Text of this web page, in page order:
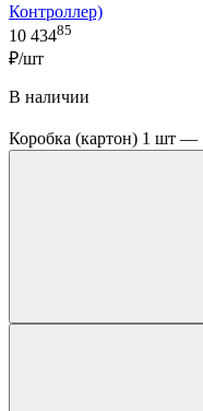
Контроллер)
10 43485
₽/шт
В наличии
Коробка (картон) 1 шт —